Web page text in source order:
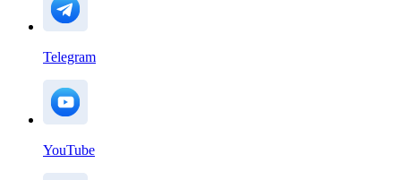
Telegram
YouTube